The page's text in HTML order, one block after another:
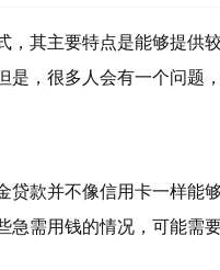
，其主要特点是能够提供
是，很多人会有一个问题
贷款并不像信用卡一样能
需用钱的情况，可能需